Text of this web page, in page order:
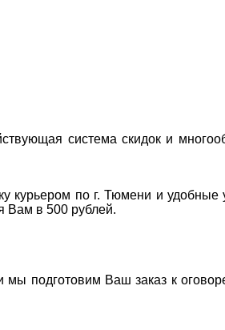
система скидок и
по г. Тюмени и удобные
Вам в 500 рублей.
мы подготовим Ваш заказ к